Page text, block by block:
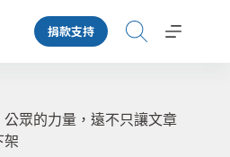
捐款支持
眾的力量，遠不只讓文章
架